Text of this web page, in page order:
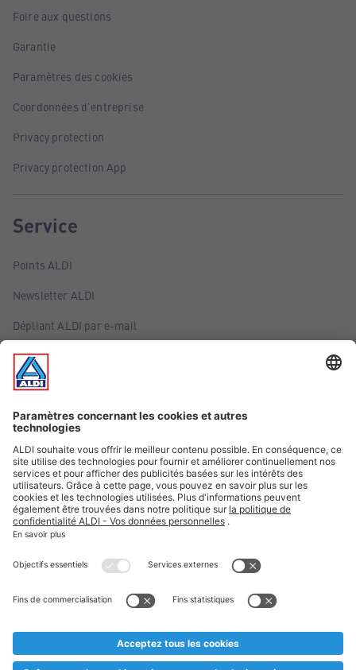
Foire aux questions
Garantie
Paramètres des cookies
Coordonnées d'entreprise
Privacy protection
Privacy protection App
Service
Points ALDI
Newsletter ALDI
Dépliant ALDI par e-mail
Offres
Infos essentielles
Suivez ALDI Belgique
Textes marqués d'un astérisque et mentions légales
* Nous vendons ces articles temporairement et jusqu'à
au cas où, malgré le planning bien étudié, nous serions
prématurément en rupture de stock. Prix Recupel et TVA incl.
** Sur ce site, l’utilisation de la forme masculine a été adoptée